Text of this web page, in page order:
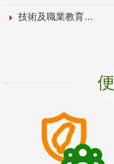
技術及職業教育